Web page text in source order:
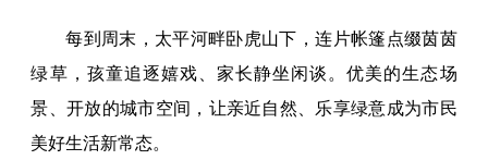
每到周末，太平河畔卧虎山下，连片帐篷点缀茵茵
绿草，孩童追逐嬉戏、家长静坐闲谈。优美的生态场
景、开放的城市空间，让亲近自然、乐享绿意成为市民
美好生活新常态。